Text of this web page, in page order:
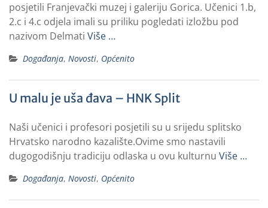
posjetili Franjevački muzej i galeriju Gorica. Učenici 1.b,
2.c i 4.c odjela imali su priliku pogledati izložbu pod
nazivom Delmati Više …
Događanja, Novosti, Općenito
U malu je uša đava – HNK Split
Naši učenici i profesori posjetili su u srijedu splitsko
Hrvatsko narodno kazalište.Ovime smo nastavili
dugogodišnju tradiciju odlaska u ovu kulturnu Više …
Događanja, Novosti, Općenito